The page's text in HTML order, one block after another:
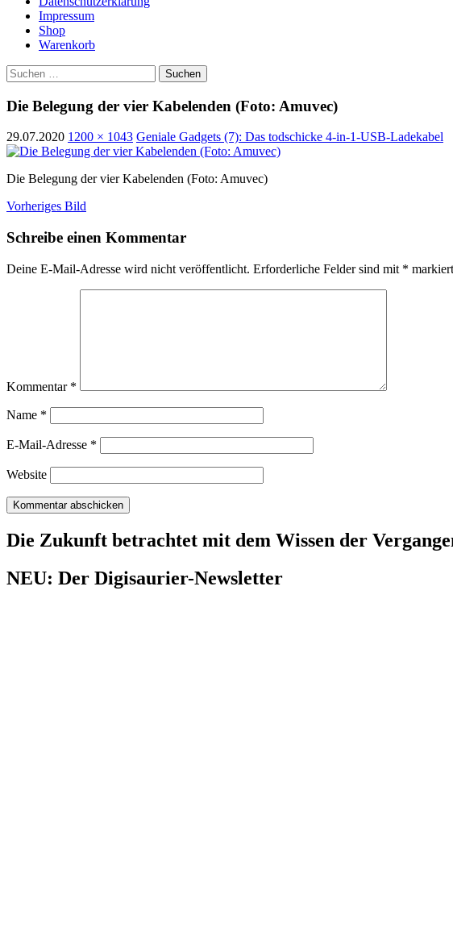
Impressum
Shop
Warenkorb
Suchen
nach:
Die Belegung der vier Kabelenden (Foto: Amuvec)
29.07.2020 1200 × 1043 Geniale Gadgets (7): Das todschicke 4-in-1-USB-Ladekabel
Die Belegung der vier Kabelenden (Foto: Amuvec)
Vorheriges Bild
Schreibe einen Kommentar
Deine E-Mail-Adresse wird nicht veröffentlicht. Erforderliche Felder sind mit * markiert
Kommentar *
Name *
E-Mail-Adresse *
Website
Die Zukunft betrachtet mit dem Wissen der
NEU: Der Digisaurier-Newsletter